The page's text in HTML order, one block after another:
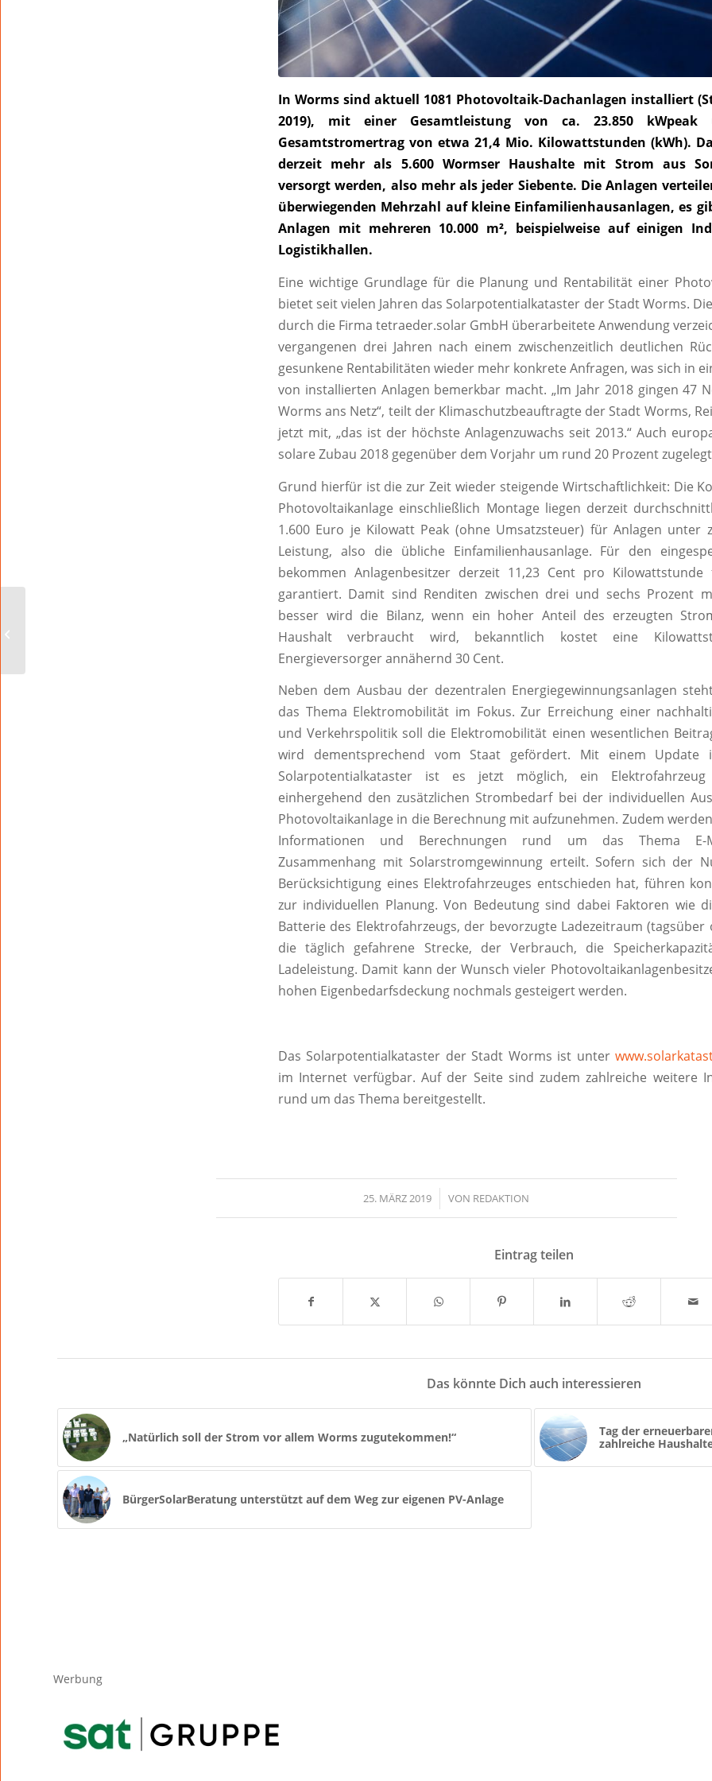
In Worms sind aktuell 1081 Photovoltaik-Dachanlagen installiert
2019), mit einer Gesamtleistung von ca. 23.850 kWpeak
Gesamtstromertrag von etwa 21,4 Mio. Kilowattstunden (kWh).
derzeit mehr als 5.600 Wormser Haushalte mit Strom aus
versorgt werden, also mehr als jeder Siebente. Die Anlagen
überwiegenden Mehrzahl auf kleine Einfamilienhausanlagen, es
Anlagen mit mehreren 10.000 m², beispielweise auf einigen
Logistikhallen.
Eine wichtige Grundlage für die Planung und Rentabilität einer
bietet seit vielen Jahren das Solarpotentialkataster der Stadt Worms.
durch die Firma tetraeder.solar GmbH überarbeitete Anwendung
vergangenen drei Jahren nach einem zwischenzeitlich deutlichen
gesunkene Rentabilitäten wieder mehr konkrete Anfragen, was sich in
von installierten Anlagen bemerkbar macht. „Im Jahr 2018 gingen 47
Worms ans Netz“, teilt der Klimaschutzbeauftragte der Stadt Worms,
jetzt mit, „das ist der höchste Anlagenzuwachs seit 2013.“ Auch
solare Zubau 2018 gegenüber dem Vorjahr um rund 20 Prozent
Grund hierfür ist die zur Zeit wieder steigende Wirtschaftlichkeit: Die
Photovoltaikanlage einschließlich Montage liegen derzeit
1.600 Euro je Kilowatt Peak (ohne Umsatzsteuer) für Anlagen unter
Leistung, also die übliche Einfamilienhausanlage. Für den
bekommen Anlagenbesitzer derzeit 11,23 Cent pro Kilowattstunde
garantiert. Damit sind Renditen zwischen drei und sechs Prozent
besser wird die Bilanz, wenn ein hoher Anteil des erzeugten
Haushalt verbraucht wird, bekanntlich kostet eine
Energieversorger annähernd 30 Cent.
Neben dem Ausbau der dezentralen Energiegewinnungsanlagen
das Thema Elektromobilität im Fokus. Zur Erreichung einer
und Verkehrspolitik soll die Elektromobilität einen wesentlichen
wird dementsprechend vom Staat gefördert. Mit einem Update
Solarpotentialkataster ist es jetzt möglich, ein
einhergehend den zusätzlichen Strombedarf bei der individuellen
Photovoltaikanlage in die Berechnung mit aufzunehmen. Zudem
Informationen und Berechnungen rund um das Thema E-
Zusammenhang mit Solarstromgewinnung erteilt. Sofern sich der
Berücksichtigung eines Elektrofahrzeuges entschieden hat, führen
zur individuellen Planung. Von Bedeutung sind dabei Faktoren wie
Batterie des Elektrofahrzeugs, der bevorzugte Ladezeitraum (tagsüber
die täglich gefahrene Strecke, der Verbrauch, die
Ladeleistung. Damit kann der Wunsch vieler
hohen Eigenbedarfsdeckung nochmals gesteigert werden.
Das Solarpotentialkataster der Stadt Worms ist unter
im Internet verfügbar. Auf der Seite sind zudem zahlreiche weitere
rund um das Thema bereitgestellt.
25. MÄRZ 2019
/ VON REDAKTION
Eintrag teilen
Das könnte Dich auch interessieren
„Natürlich soll der Strom vor allem Worms zugutekommen!“
Tag der
zahlreiche
BürgerSolarBeratung unterstützt auf dem Weg zur eigenen PV-Anlage
Werbung